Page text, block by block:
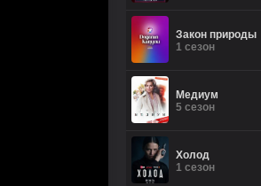
Закон природы
1 сезон
Медиум
5 сезон
Холод
1 сезон